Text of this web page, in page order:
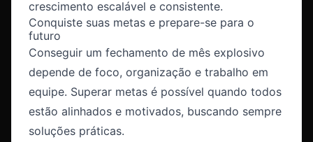
crescimento escalável e consistente.
Conquiste suas metas e prepare-se para o
futuro
Conseguir um fechamento de mês explosivo
depende de foco, organização e trabalho em
equipe. Superar metas é possível quando todos
estão alinhados e motivados, buscando sempre
soluções práticas.